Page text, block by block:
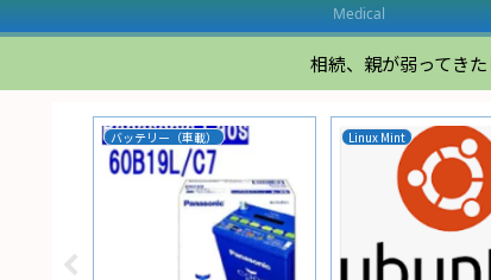
Medical
相続、親が弱ってき
ビーノ スマホ